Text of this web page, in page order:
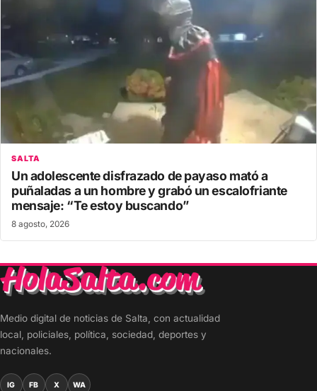
SALTA
Un adolescente disfrazado de payaso mató a
puñaladas a un hombre y grabó un escalofriante
mensaje: “Te estoy buscando”
8 agosto, 2026
Medio digital de noticias de Salta, con actualidad
local, policiales, política, sociedad, deportes y
nacionales.
IG FB X WA